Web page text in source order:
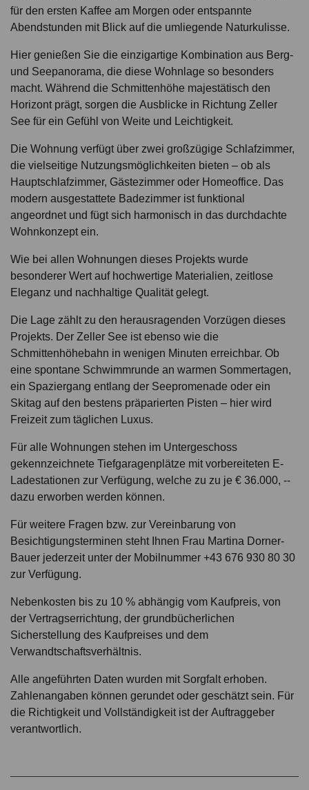
für den ersten Kaffee am Morgen oder entspannte
Abendstunden mit Blick auf die umliegende Naturkulisse.
Hier genießen Sie die einzigartige Kombination aus Berg-
und Seepanorama, die diese Wohnlage so besonders
macht. Während die Schmittenhöhe majestätisch den
Horizont prägt, sorgen die Ausblicke in Richtung Zeller
See für ein Gefühl von Weite und Leichtigkeit.
Die Wohnung verfügt über zwei großzügige Schlafzimmer,
die vielseitige Nutzungsmöglichkeiten bieten – ob als
Hauptschlafzimmer, Gästezimmer oder Homeoffice. Das
modern ausgestattete Badezimmer ist funktional
angeordnet und fügt sich harmonisch in das durchdachte
Wohnkonzept ein.
Wie bei allen Wohnungen dieses Projekts wurde
besonderer Wert auf hochwertige Materialien, zeitlose
Eleganz und nachhaltige Qualität gelegt.
Die Lage zählt zu den herausragenden Vorzügen dieses
Projekts. Der Zeller See ist ebenso wie die
Schmittenhöhebahn in wenigen Minuten erreichbar. Ob
eine spontane Schwimmrunde an warmen Sommertagen,
ein Spaziergang entlang der Seepromenade oder ein
Skitag auf den bestens präparierten Pisten – hier wird
Freizeit zum täglichen Luxus.
Für alle Wohnungen stehen im Untergeschoss
gekennzeichnete Tiefgaragenplätze mit vorbereiteten E-
Ladestationen zur Verfügung, welche zu zu je € 36.000, --
dazu erworben werden können.
Für weitere Fragen bzw. zur Vereinbarung von
Besichtigungsterminen steht Ihnen Frau Martina Dorner-
Bauer jederzeit unter der Mobilnummer +43 676 930 80 30
zur Verfügung.
Nebenkosten bis zu 10 % abhängig vom Kaufpreis, von
der Vertragserrichtung, der grundbücherlichen
Sicherstellung des Kaufpreises und dem
Verwandtschaftsverhältnis.
Alle angeführten Daten wurden mit Sorgfalt erhoben.
Zahlenangaben können gerundet oder geschätzt sein. Für
die Richtigkeit und Vollständigkeit ist der Auftraggeber
verantwortlich.